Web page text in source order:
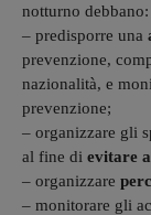
notturno debbano:
– predisporre una
prevenzione,
nazionalità, e
prevenzione;
– organizzare gli
al fine di evitare
– organizzare
– monitorare gli